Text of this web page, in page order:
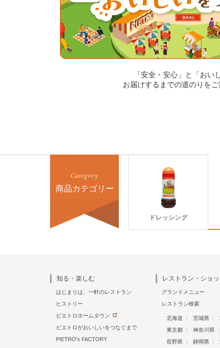
「安全・安心」と「おい
お届けするまでの道のりを
Category
商品カテゴリー
ドレッシング
知る・楽しむ
はじまりは、一軒のレストラン
ヒストリー
ピエトロホームタウン
ピエトロがおいしいをつなぐまで
PIETRO's FACTORY
レストラン・ショ
グランドメニュー
レストラン検索
北海道 宮城県
東京都
神奈川県
長野県
静岡県